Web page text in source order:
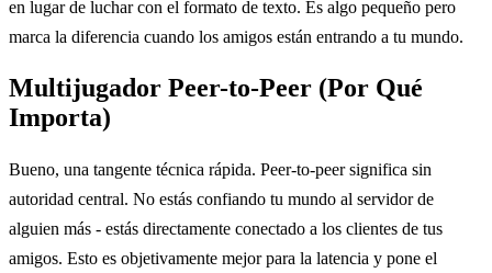
en lugar de luchar con el formato de texto. Es algo pequeño pero
marca la diferencia cuando los amigos están entrando a tu mundo.
Multijugador Peer-to-Peer (Por Qué
Importa)
Bueno, una tangente técnica rápida. Peer-to-peer significa sin
autoridad central. No estás confiando tu mundo al servidor de
alguien más - estás directamente conectado a los clientes de tus
amigos. Esto es objetivamente mejor para la latencia y pone el